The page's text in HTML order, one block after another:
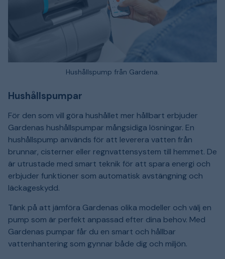
Hushållspump från Gardena.
Hushållspumpar
För den som vill göra hushållet mer hållbart erbjuder
Gardenas hushållspumpar mångsidiga lösningar. En
hushållspump används för att leverera vatten från
brunnar, cisterner eller regnvattensystem till hemmet. De
är utrustade med smart teknik för att spara energi och
erbjuder funktioner som automatisk avstängning och
läckageskydd.
Tänk på att jämföra Gardenas olika modeller och välj en
pump som är perfekt anpassad efter dina behov. Med
Gardenas pumpar får du en smart och hållbar
vattenhantering som gynnar både dig och miljön.